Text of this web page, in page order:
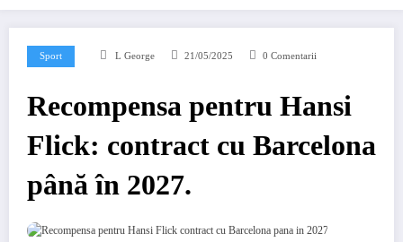
Sport L George 21/05/2025 0 Comentarii
Recompensa pentru Hansi
Flick: contract cu Barcelona
până în 2027.